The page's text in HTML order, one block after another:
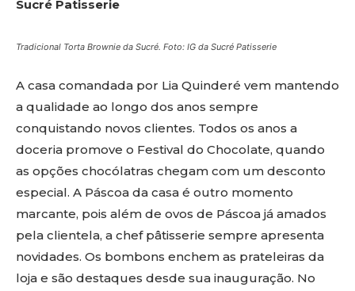
Sucré Patisserie
Tradicional Torta Brownie da Sucré. Foto: IG da Sucré Patisserie
A casa comandada por Lia Quinderé vem mantendo
a qualidade ao longo dos anos sempre
conquistando novos clientes. Todos os anos a
doceria promove o Festival do Chocolate, quando
as opções chocólatras chegam com um desconto
especial. A Páscoa da casa é outro momento
marcante, pois além de ovos de Páscoa já amados
pela clientela, a chef pâtisserie sempre apresenta
novidades. Os bombons enchem as prateleiras da
loja e são destaques desde sua inauguração. No